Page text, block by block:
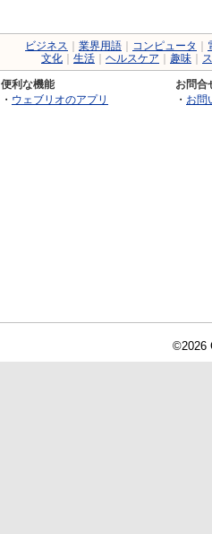
ビジネス 業界用語 コンピュータ
文化
生活 ヘルスケア 趣味
便利な機能
・ ウェブリオのアプリ
お問合
・ お問
©2026